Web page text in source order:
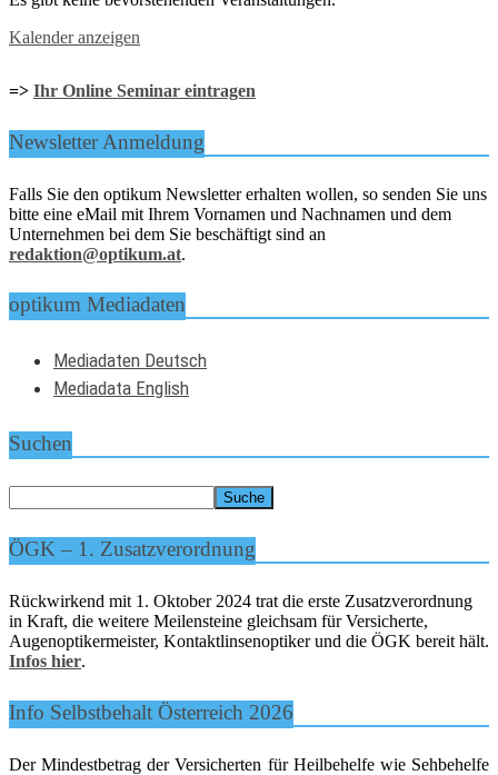
Kalender anzeigen
=> Ihr Online Seminar eintragen
Newsletter Anmeldung
Falls Sie den optikum Newsletter erhalten wollen, so senden Sie uns
bitte eine eMail mit Ihrem Vornamen und Nachnamen und dem
Unternehmen bei dem Sie beschäftigt sind an
redaktion@optikum.at.
optikum Mediadaten
Mediadaten Deutsch
Mediadata English
Suchen
ÖGK – 1. Zusatzverordnung
Rückwirkend mit 1. Oktober 2024 trat die erste Zusatzverordnung
in Kraft, die weitere Meilensteine gleichsam für Versicherte,
Augenoptikermeister, Kontaktlinsenoptiker und die ÖGK bereit hält.
Infos hier.
Info Selbstbehalt Österreich 2026
Der Mindestbetrag der Versicherten für Heilbehelfe wie Sehbehelfe